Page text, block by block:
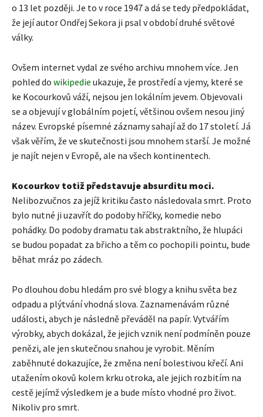
o 13 let později. Je to v roce 1947 a dá se tedy předpokládat,
že její autor Ondřej Sekora ji psal v období druhé světové
války.
Ovšem internet vydal ze svého archivu mnohem více. Jen
pohled do wikipedie ukazuje, že prostředí a vjemy, které se
ke Kocourkovů váží, nejsou jen lokálním jevem. Objevovali
se a objevují v globálním pojetí, většinou ovšem nesou jiný
název. Evropské písemné záznamy sahají až do 17 století. Já
však věřím, že ve skutečnosti jsou mnohem starší. Je možné
je najít nejen v Evropě, ale na všech kontinentech.
Kocourkov totiž představuje absurditu moci.
Nelibozvučnos za jejíž kritiku často následovala smrt. Proto
bylo nutné ji uzavřít do podoby hříčky, komedie nebo
pohádky. Do podoby dramatu tak abstraktního, že hlupáci
se budou popadat za břicho a těm co pochopili pointu, bude
běhat mráz po zádech.
Po dlouhou dobu hledám pro své blogy a knihu světa bez
odpadu a plýtvání vhodná slova. Zaznamenávám různé
události, abych je následně převáděl na papír. Vytvářím
výrobky, abych dokázal, že jejich vznik není podmíněn pouze
penězi, ale jen skutečnou snahou je vyrobit. Měním
zaběhnuté dokazujíce, že změna není bolestivou křečí. Ani
utažením okovů kolem krku otroka, ale jejich rozbitím na
cestě jejímž výsledkem je a bude místo vhodné pro život.
Nikoliv pro smrt.